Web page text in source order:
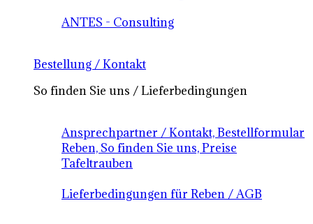
ANTES - Consulting
Bestellung / Kontakt
So finden Sie uns / Lieferbedingungen
Ansprechpartner / Kontakt, Bestellformular
Reben, So finden Sie uns, Preise
Tafeltrauben
Lieferbedingungen für Reben / AGB